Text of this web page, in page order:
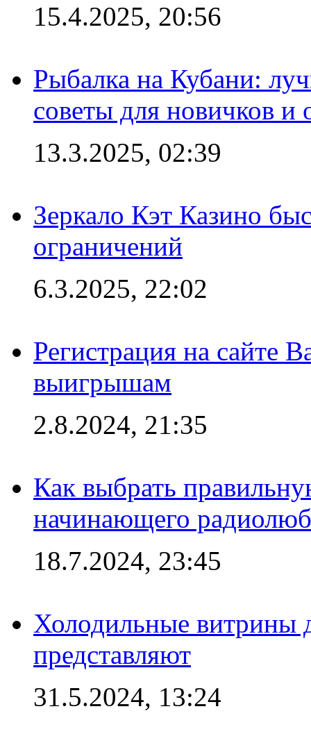
15.4.2025, 20:56
Рыбалка на Кубани:
советы для новичков
13.3.2025, 02:39
Зеркало Кэт Казино
ограничений
6.3.2025, 22:02
Регистрация на сайте
выигрышам
2.8.2024, 21:35
Как выбрать
начинающего
18.7.2024, 23:45
Холодильные витрины
представляют
31.5.2024, 13:24